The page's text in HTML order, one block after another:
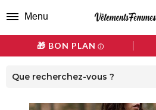
🎁 BON PLAN ⓘ
Menu